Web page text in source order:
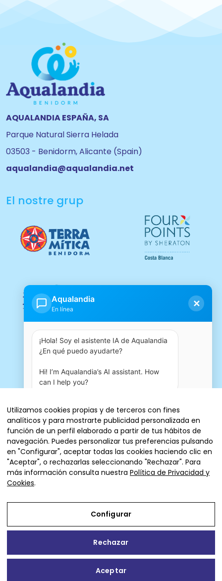
AQUALANDIA ESPAÑA, SA
Parque Natural Sierra Helada
03503 - Benidorm, Alicante (Spain)
aqualandia@aqualandia.net
El nostre grup
Entrades
© 2026 AQUALANDIA ESPAÑA, SA
Condicions generals de venda
Política de privacitat
Aqualandia
En línea
✕
¡Hola! Soy el asistente IA de Aqualandia
¿En qué puedo ayudarte?
Hi! I’m Aqualandia’s AI assistant. How
can I help you?
Utilizamos cookies propias y de terceros con fines
analíticos y para mostrarte publicidad personalizada en
función de un perfil elaborado a partir de tus hábitos de
navegación. Puedes personalizar tus preferencias pulsando
en "Configurar", aceptar todas las cookies haciendo clic en
"Aceptar", o rechazarlas seleccionando "Rechazar". Para
más información consulta nuestra Política de Privacidad y
Cookies.
Configurar
Rechazar
Aceptar